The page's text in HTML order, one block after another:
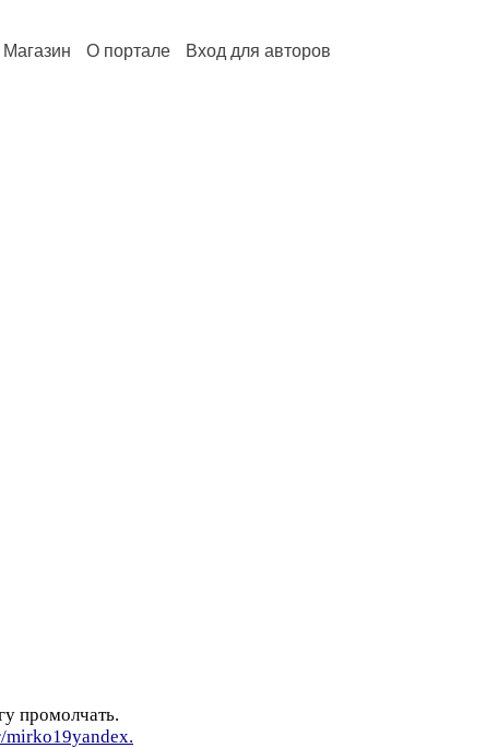
Магазин О портале Вход для авторов
промолчать.